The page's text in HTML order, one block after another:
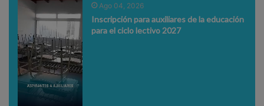
Ago 04, 2026
Inscripción para auxiliares de la educación
para el ciclo lectivo 2027